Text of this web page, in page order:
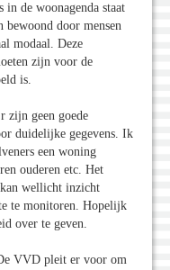
de woonagenda staat
bewoond door mensen
modaal. Deze
zijn voor de
is.
zijn geen goede
duidelijke gegevens. Ik
een woning
ouderen etc. Het
kan wellicht inzicht
te monitoren. Hopelijk
over te geven.
VVD pleit er voor om